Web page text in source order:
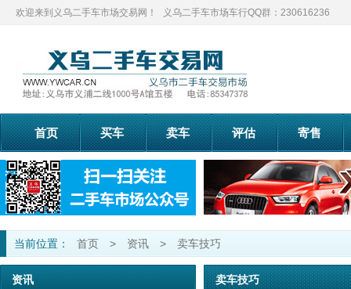
欢迎来到义乌二手车市场交易网！ 义乌二手车市场车行QQ群：230616236
首页 买车 卖车 评估 寄售
当前位置： 首页 > 资讯 > 卖车技巧
资讯 卖车技巧